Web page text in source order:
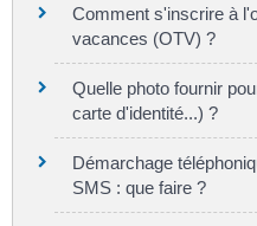
Comment s'inscrire à
vacances (OTV) ?
Quelle photo fournir
carte d'identité...) ?
Démarchage
SMS : que faire ?